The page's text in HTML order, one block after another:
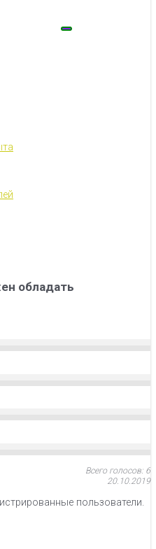
обладать
Всего голосов: 6
20.10.2019
пользователи.